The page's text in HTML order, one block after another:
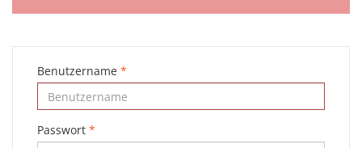
Benutzername *
Passwort *